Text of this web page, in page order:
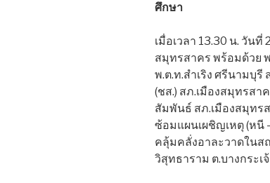
ศึกษา
เมื่อเวลา 13.30 น. วันที่
สมุทรสาคร พร้อมด้วย
พ.ต.ท.สำเริง ศรีนามบุรี
(ชส.) สภ.เมืองสมุทรส
สัมพันธ์ สภ.เมืองสมุทร
ซ้อมแผนเผชิญเหตุ (หนี
คลุ้มคลั่งอาละวาดในส
วิสุทธาราม ต.บางกระเ